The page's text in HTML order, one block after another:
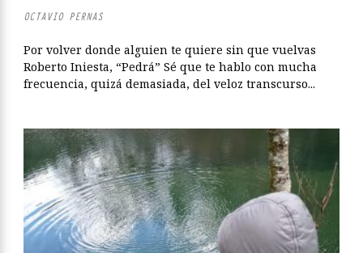
OCTAVIO PERNAS
Por volver donde alguien te quiere sin que vuelvas
Roberto Iniesta, “Pedrá” Sé que te hablo con mucha
frecuencia, quizá demasiada, del veloz transcurso...